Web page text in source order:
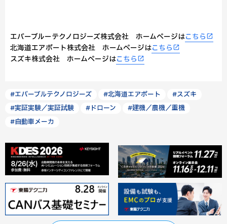
エバーブルーテクノロジーズ株式会社 ホームページはこちら
北海道エアポート株式会社 ホームページはこちら
スズキ株式会社 ホームページはこちら
#エバーブルテクノロジーズ #北海道エアポート
#スズキ
#実証実験／実証試験
#ドローン
#建機／農機／重機
#自動車メーカ